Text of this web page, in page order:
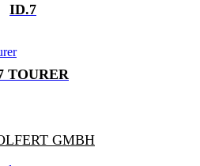
ID.7
TOURER
GMBH